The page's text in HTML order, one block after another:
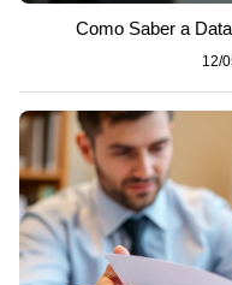
Como Saber a
12/